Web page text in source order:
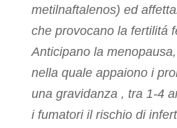
metilnaftalenos) ed
che provocano la fertilitá
Anticipano la
nella quale appaiono i
una gravidanza , tra 1-4
i fumatori il rischio di